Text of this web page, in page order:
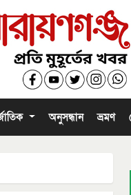
অনুসন্ধান ভ্রমণ